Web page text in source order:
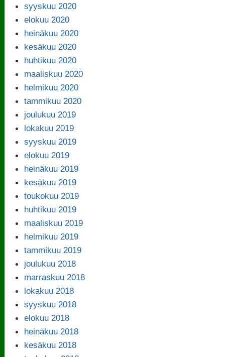
syyskuu 2020
elokuu 2020
heinäkuu 2020
kesäkuu 2020
huhtikuu 2020
maaliskuu 2020
helmikuu 2020
tammikuu 2020
joulukuu 2019
lokakuu 2019
syyskuu 2019
elokuu 2019
heinäkuu 2019
kesäkuu 2019
toukokuu 2019
huhtikuu 2019
maaliskuu 2019
helmikuu 2019
tammikuu 2019
joulukuu 2018
marraskuu 2018
lokakuu 2018
syyskuu 2018
elokuu 2018
heinäkuu 2018
kesäkuu 2018